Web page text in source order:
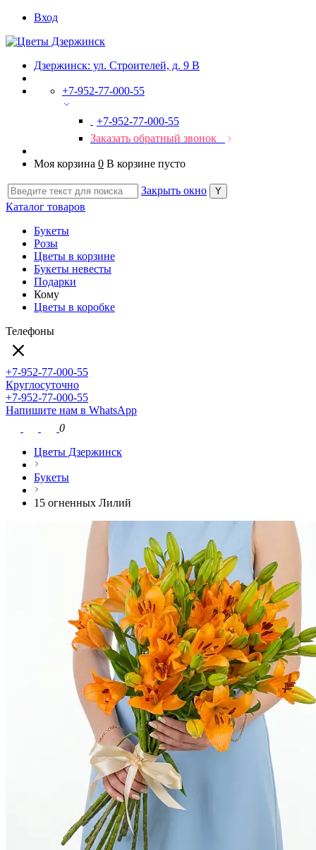
Вход
Дзержинск: ул. Строителей, д. 9 В
+7-952-77-000-55
+7-952-77-000-55
Заказать обратный звонок
Моя корзина 0 В корзине пусто
Закрыть окно
Каталог товаров
Букеты
Розы
Цветы в корзине
Букеты невесты
Подарки
Кому
Цветы в коробке
Телефоны
+7-952-77-000-55
Круглосуточно
+7-952-77-000-55
Напишите нам в WhatsApp
0
Цветы Дзержинск
Букеты
15 огненных Лилий